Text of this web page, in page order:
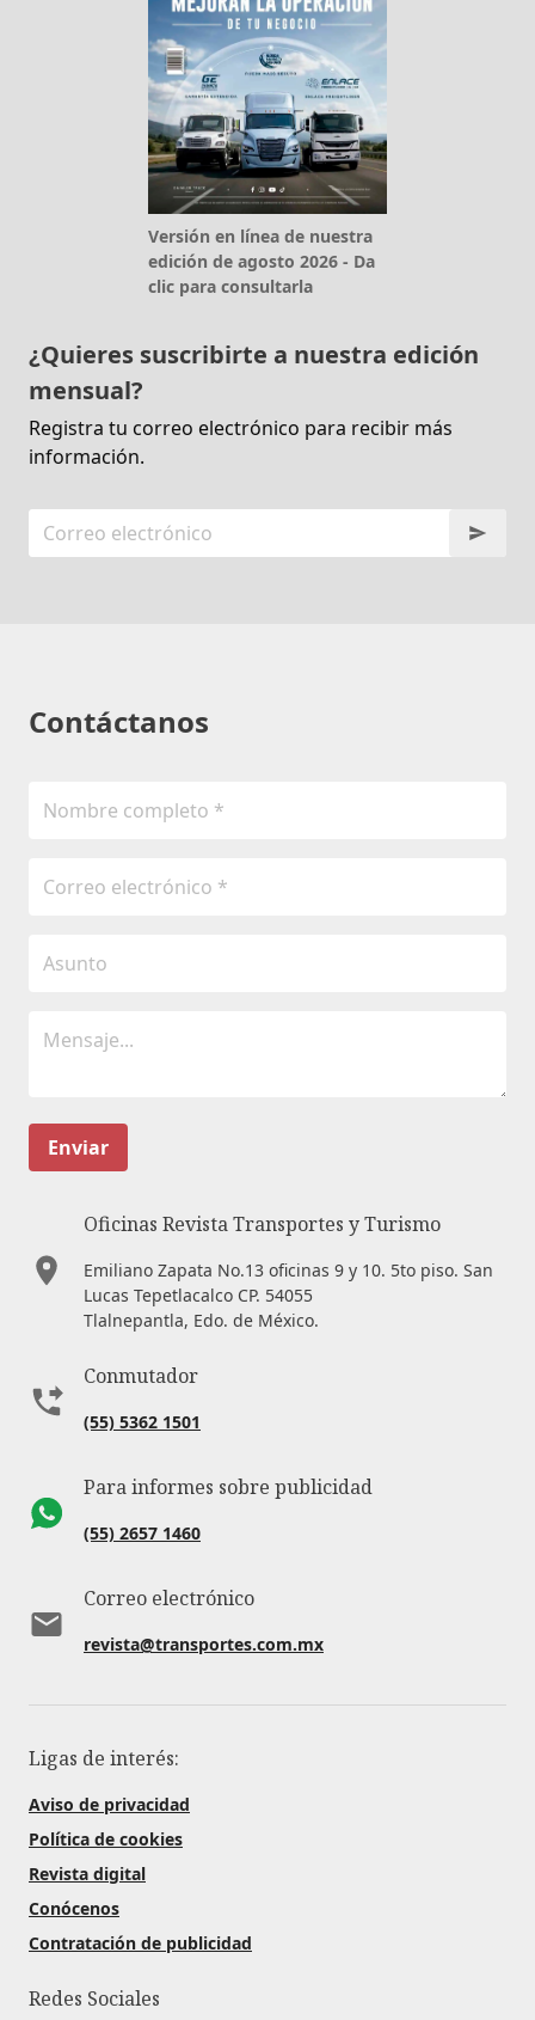
Versión en línea de nuestra
edición de agosto 2026 - Da
clic para consultarla
¿Quieres suscribirte a nuestra edición
mensual?
Registra tu correo electrónico para recibir más
información.
Contáctanos
Enviar
Oficinas Revista Transportes y Turismo
Emiliano Zapata No.13 oficinas 9 y 10. 5to piso. San
Lucas Tepetlacalco CP. 54055
Tlalnepantla, Edo. de México.
Conmutador
(55) 5362 1501
Para informes sobre publicidad
(55) 2657 1460
Correo electrónico
revista@transportes.com.mx
Ligas de interés:
Aviso de privacidad
Política de cookies
Revista digital
Conócenos
Contratación de publicidad
Redes Sociales